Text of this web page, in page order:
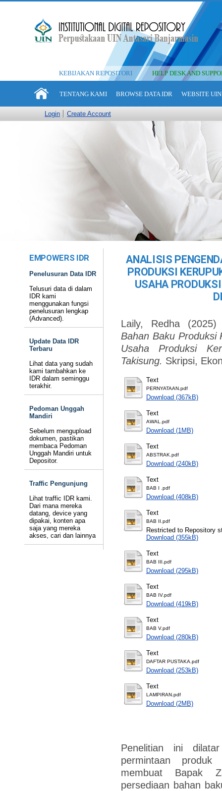
KEBIJAKAN REPOSITORI HELP DESK AND
TENTANG KAMI BROWSE DATA IDR WEBSITE
Login Create Account
EMPOWERS IDR
Penelusuran Data IDR
Telusuri data di dalam
IDR kami
menggunakan fungsi
penelusuran lengkap
(Advanced).
Update Data IDR
Terbaru
Lihat data yang sudah
kami tambahkan ke
IDR dalam seminggu
terakhir.
Pedoman Unggah
Mandiri
Sebelum mengupload
dokumen, pastikan
membaca Pedoman
Unggah Mandiri untuk
Depositor.
Traffic Pengunjung
Lihat traffic IDR kami.
Dari mana mereka
datang, device yang
dipakai, konten apa
saja yang mereka
akses, cari dan lainnya
ANALISIS
PRODUKSI
USAHA
Laily, Redha
Bahan Baku Produksi
Usaha Produksi
Takisung. Skripsi,
Text
PERNYATAAN.pdf
Download (367kB)
Text
AWAL.pdf
Download (1MB)
Text
ABSTRAK.pdf
Download (240kB)
Text
BAB I .pdf
Download (408kB)
Text
BAB II.pdf
Restricted to Repository
Download (355kB)
Text
BAB III.pdf
Download (295kB)
Text
BAB IV.pdf
Download (419kB)
Text
BAB V.pdf
Download (280kB)
Text
DAFTAR PUSTAKA.pdf
Download (253kB)
Text
LAMPIRAN.pdf
Download (2MB)
Penelitian ini
permintaan
membuat Bapak
persediaan bahan